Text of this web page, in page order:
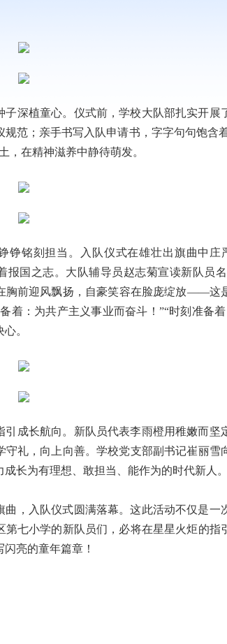
子深植童心。仪式前，学校大队部扎实开
规范；亲手书写入队申请书，字字句句饱含
，在精神滋养中静待萌发。
铮铭刻担当。入队仪式在雄壮出旗曲中
报国之志。大队辅导员赵志菊宣读新队员
胸前迎风飘扬，自豪笑容在脸庞绽放——这
着：为共产主义事业而奋斗！”“时刻准备
。
引成长航向。新队员代表李雨橙用稚嫩而
守礼，向上向善。学校党支部副书记崔丽
长为有理想、敢担当、能作为的时代新人。
曲，入队仪式圆满落幕。这此活动不仅是
第七小学的新队员们，必将在星星火炬的
亮的童年篇章！